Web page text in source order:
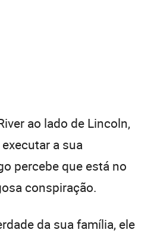
ao lado de Lincoln,
a sua
percebe que está no
conspiração.
da sua família, ele